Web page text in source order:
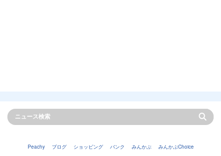
Peachy ブログ ショッピング バンク みんかぶ
みんかぶChoice